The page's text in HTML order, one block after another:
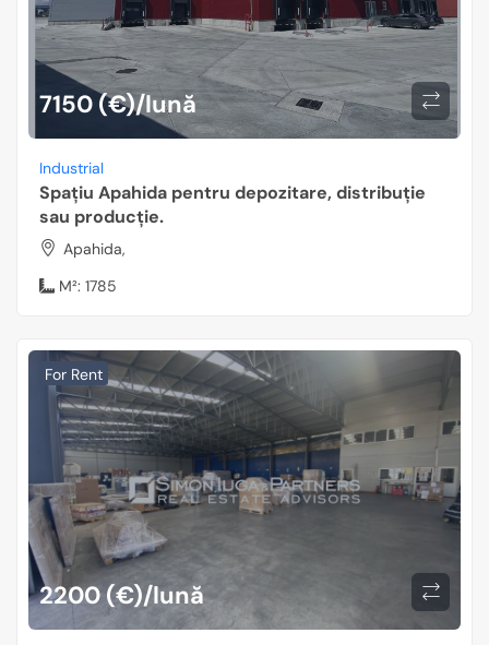
7150 (€)/lună
Industrial
Spațiu Apahida pentru depozitare, distribuție
sau producție.
Apahida,
M²: 1785
For Rent
2200 (€)/lună